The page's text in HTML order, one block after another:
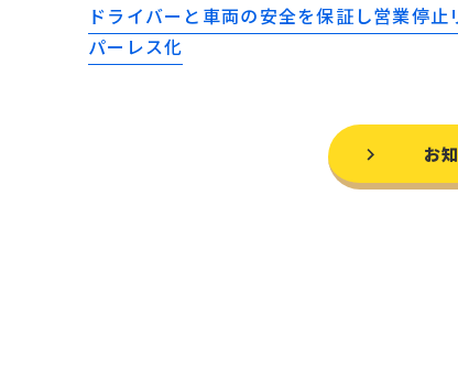
ドライバーと車両の安全を保証し営業停
パーレス化
お